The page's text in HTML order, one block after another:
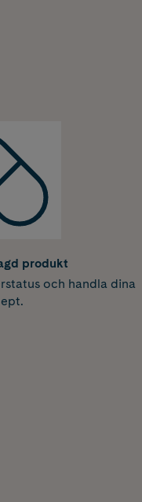
produkt
och handla dina